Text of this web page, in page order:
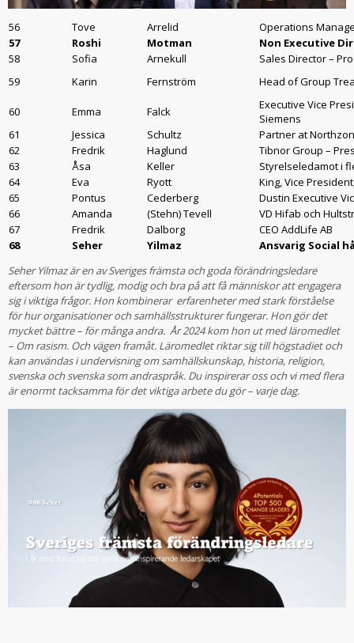
56 Tove Arrelid
Operations
57
Roshi Motman
Non Executive
58
Sofia Arnekull
Sales Director –
59
Karin Fernström Head of Group
60 Emma Falck
Executive Vice
Siemens
61
Jessica Schultz
Partner at
62
Fredrik Haglund
Tibnor Group –
63
Åsa Keller
Styrelseledamot i
64
Eva Ryott
King, Vice
65
Pontus Cederberg
Dustin Executive
66
Amanda (Stehn) Tevell
VD Hifab och
67
Fredrik Dalborg
CEO AddLife AB
68
Seher Yilmaz
Ansvarig Social
Seher Yilmaz är en av Sveriges främsta och goda förändringsledare
eftersom hon är tydlig, modig och bra på att få människor att engagera
sig i viktiga frågor. Hon kombinerar erfarenheter med stark förståelse
för hur organisationer och samhällsstrukturer fungerar. Hon gör det
mycket bättre – för många andra. År 2024 kom hon ut med läromedlet
– Om rasism. Och vägen framåt. Läromedlet riktar sig till högstadiet och
kan användas i undervisning om samhällskunskap, historia, religion,
svenska och svenska som andraspråk. Du inspirerar oss och vi med flera
är enormt tacksamma för det viktiga arbete du gör – varje dag.